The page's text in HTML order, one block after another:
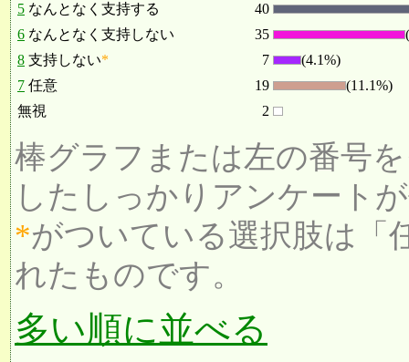
5 なんとなく支持する
40
6 なんとなく支持しない 35
8 支持しない* 7
(4.1%)
7 任意 19
(11.1%)
無視
2
棒グラフまたは左の番号
したしっかりアンケート
*がついている選択肢は「
れたものです。
多い順に並べる